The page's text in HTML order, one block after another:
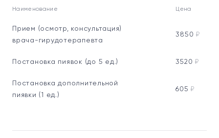
Наименование Цена
Прием (осмотр, консультация)
врача-гирудотерапевта
3850 ₽
Постановка пиявок (до 5 ед.) 3520 ₽
Постановка дополнительной
пиявки (1 ед.)
605 ₽